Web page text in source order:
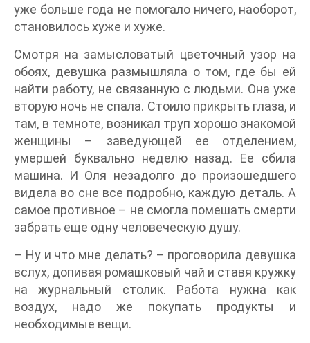
уже больше года не помогало ничего, наоборот,
становилось хуже и хуже.
Смотря на замысловатый цветочный узор на
обоях, девушка размышляла о том, где бы ей
найти работу, не связанную с людьми. Она уже
вторую ночь не спала. Стоило прикрыть глаза, и
там, в темноте, возникал труп хорошо знакомой
женщины – заведующей ее отделением,
умершей буквально неделю назад. Ее сбила
машина. И Оля незадолго до произошедшего
видела во сне все подробно, каждую деталь. А
самое противное – не смогла помешать смерти
забрать еще одну человеческую душу.
– Ну и что мне делать? – проговорила девушка
вслух, допивая ромашковый чай и ставя кружку
на журнальный столик. Работа нужна как
воздух, надо же покупать продукты и
необходимые вещи.